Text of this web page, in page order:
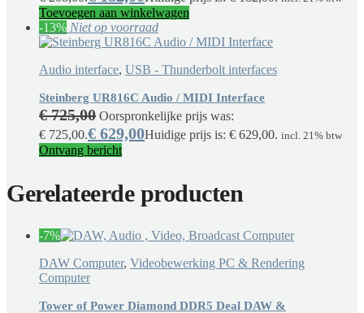
Toevoegen aan winkelwagen
-13% Niet op voorraad
Audio interface, USB - Thunderbolt interfaces
Steinberg UR816C Audio / MIDI Interface
€725,00 Oorspronkelijke prijs was:
€ 725,00.€ 629,00Huidige prijs is: € 629,00. incl. 21% btw
Ontvang bericht
Gerelateerde producten
-7%
DAW Computer, Videobewerking PC & Rendering
Computer
Tower of Power Diamond DDR5 Deal DAW &